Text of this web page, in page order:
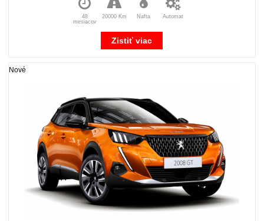
48
mesiacov
20000 Km Nafta Automat
Zistiť viac
Nové